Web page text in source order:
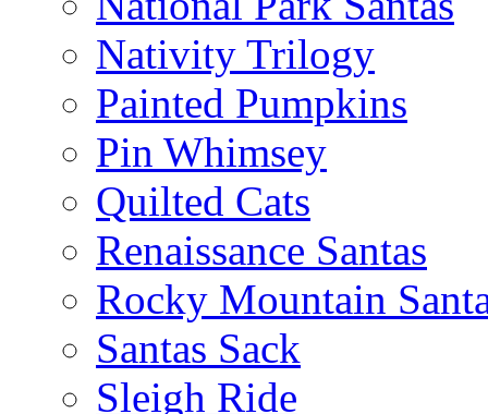
Nativity Trilogy
Painted Pumpkins
Pin Whimsey
Quilted Cats
Renaissance Santas
Rocky Mountain
Santas Sack
Sleigh Ride